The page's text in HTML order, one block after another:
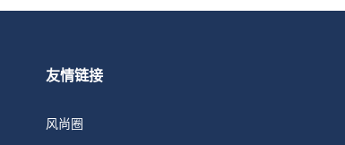
友情链接
风尚圈